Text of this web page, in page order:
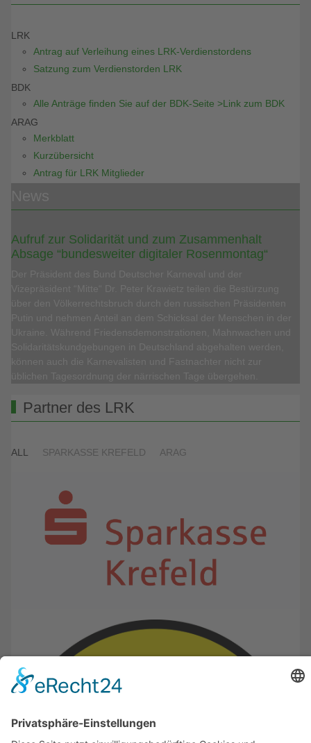
LRK
Antrag auf Verleihung eines LRK-Verdienstordens
Satzung zum Verdienstorden LRK
BDK
Alle Anträge finden Sie auf der BDK-Seite >Link zum BDK
ARAG
Merkblatt
Kurzübersicht
Antrag für LRK Mitglieder
Aufruf zur Solidarität und zum Zusammenhalt
Absage “bundesweiter digitaler Rosenmontag“
Partner des LRK
ALL SPARKASSE KREFELD ARAG